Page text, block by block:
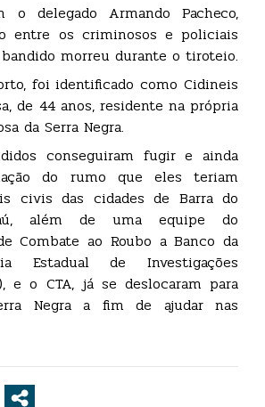
o delegado Armando Pacheco,
entre os criminosos e policiais
morreu durante o tiroteio.
foi identificado como Cidineis
de 44 anos, residente na própria
da Serra Negra.
conseguiram fugir e ainda
do rumo que eles teriam
civis das cidades de Barra do
além de uma equipe do
Combate ao Roubo a Banco da
Estadual de Investigações
e o CTA, já se deslocaram para
Negra a fim de ajudar nas